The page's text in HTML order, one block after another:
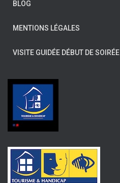
BLOG
MENTIONS LÉGALES
VISITE GUIDÉE DÉBUT DE SOIRÉE